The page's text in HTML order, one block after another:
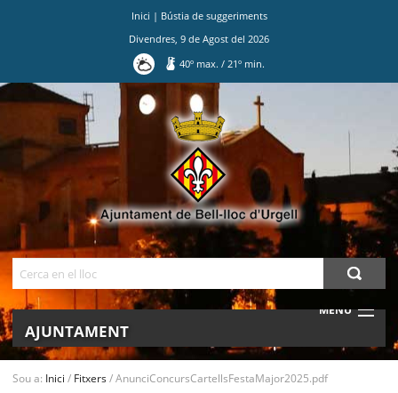
Inici | Bústia de suggeriments
Divendres 9 de Agost del 2026
40º max./ 21º min.
MENU
AJUNTAMENT
Sou a: Inici / Fitxers/AnunciConcursCartellsFestaMajor2025.pdf